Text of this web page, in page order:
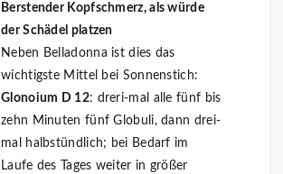
Berstender Kopfschmerz, als würde
der Schädel platzen
Neben Belladonna ist dies das
wichtigste Mittel bei Sonnenstich:
Glonoium D 12: dreri-mal alle fünf bis
zehn Minuten fünf Globuli, dann drei-
mal halbstündlich; bei Bedarf im
Laufe des Tages weiter in größer